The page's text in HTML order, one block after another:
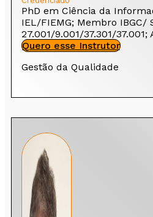
PhD em Ciência da
IEL/FIEMG; Membro
27.001/9.001/37.301/37.001;
Quero esse Instrutor
Gestão da Qualidade